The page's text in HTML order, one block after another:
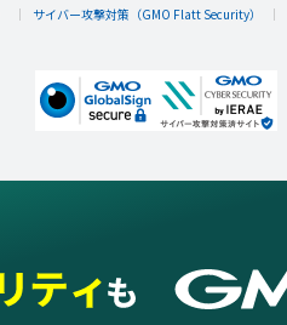
サイバー攻撃対策（GMO Flatt Security）